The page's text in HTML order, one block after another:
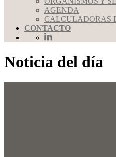
AGENDA
CALCULADORAS
CONTACTO
Noticia del día